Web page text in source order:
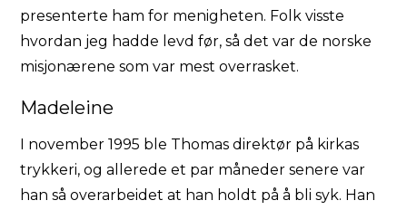
presenterte ham for menigheten. Folk visste
hvordan jeg hadde levd før, så det var de norske
misjonærene som var mest overrasket.
Madeleine
I november 1995 ble Thomas direktør på kirkas
trykkeri, og allerede et par måneder senere var
han så overarbeidet at han holdt på å bli syk. Han